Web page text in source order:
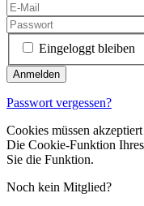
Eingeloggt bleiben
Passwort vergessen?
Cookies müssen
Die Cookie-Funktion
Sie die Funktion.
Noch kein Mitglied?